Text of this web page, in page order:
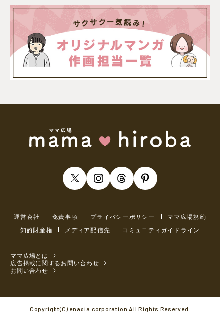
運営会社 免責事項 プライバシーポリシー
ママ広場規約
知的財産権
メディア配信先 コミュニティガイドライン
ママ広場とは
広告掲載に関するお問い合わせ
お問い合わせ
Copyright(C) enasia corporation All Rights Reserved.